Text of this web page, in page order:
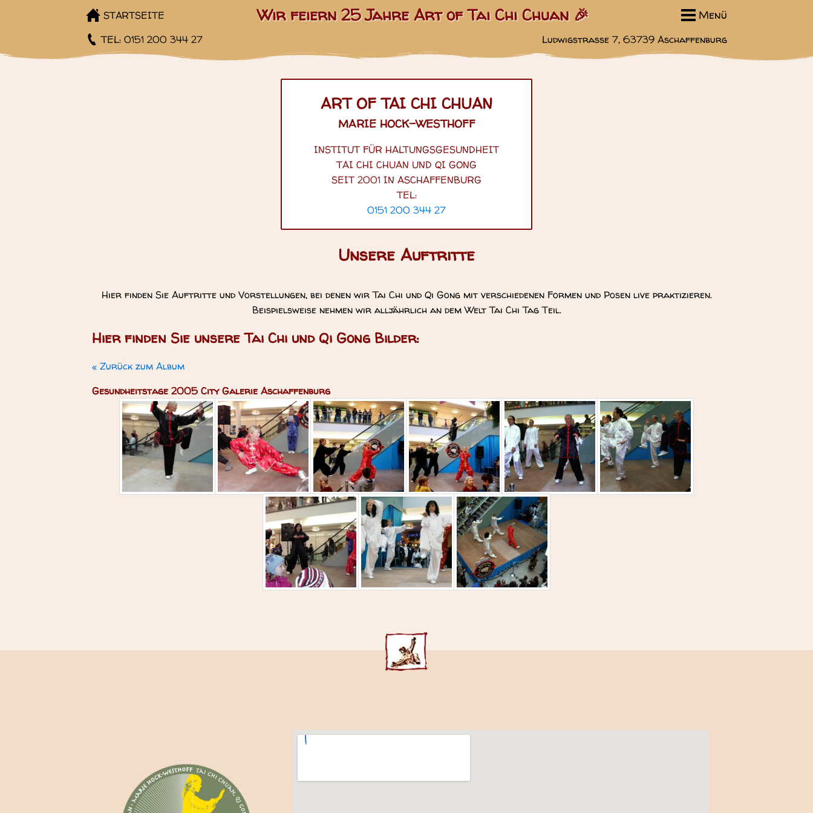
STARTSEITE Wir feiern 25 Jahre Art of Tai Chi Chuan 🎉 Menü
TEL: 0151 200 344 27 Ludwigstraße 7, 63739 Aschaffenburg
ART OF TAI CHI CHUAN
MARIE HOCK-WESTHOFF
INSTITUT FÜR HALTUNGSGESUNDHEIT
TAI CHI CHUAN UND QI GONG
SEIT 2001 IN ASCHAFFENBURG
TEL:
0151 200 344 27
Unsere Auftritte
Hier finden Sie Auftritte und Vorstellungen, bei denen wir Tai Chi und Qi Gong mit verschiedenen Formen und Posen live praktizieren.
Beispielsweise nehmen wir alljährlich an dem Welt Tai Chi Tag Teil.
Hier finden Sie unsere Tai Chi und Qi Gong Bilder:
« Zurück zum Album
Gesundheitstage 2005 City Galerie Aschaffenburg